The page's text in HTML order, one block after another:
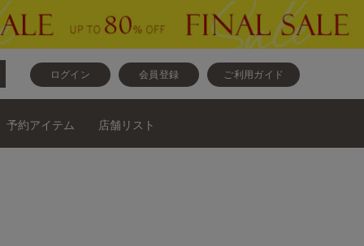
ログイン 会員登録 ご利用ガイド
予約アイテム 店舗リスト